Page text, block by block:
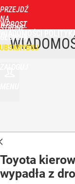
PRZEJDŹ
NA
STRONĘ
GŁÓWNĄ
WPROST
Toyota
wypadła z